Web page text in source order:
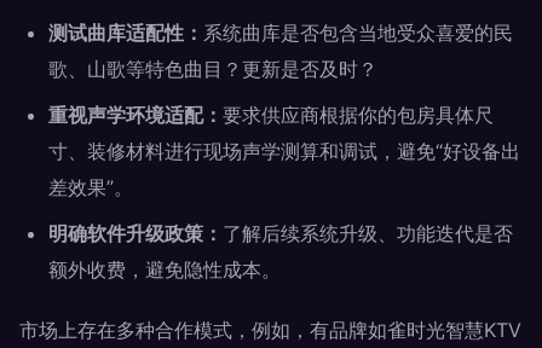
测试曲库适配性： 系统曲库是否包含当地受众喜爱的民
歌、山歌等特色曲目？更新是否及时？
重视声学环境适配： 要求供应商根据你的包房具体尺
寸、装修材料进行现场声学测算和调试，避免“好设备出
差效果”。
明确软件升级政策： 了解后续系统升级、功能迭代是否
额外收费，避免隐性成本。
市场上存在多种合作模式，例如，有品牌如雀时光智慧KTV